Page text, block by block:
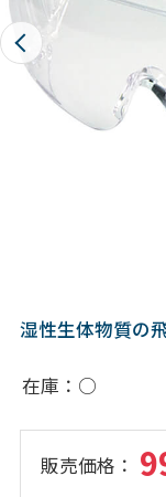
湿性生体物質の
在庫 ○